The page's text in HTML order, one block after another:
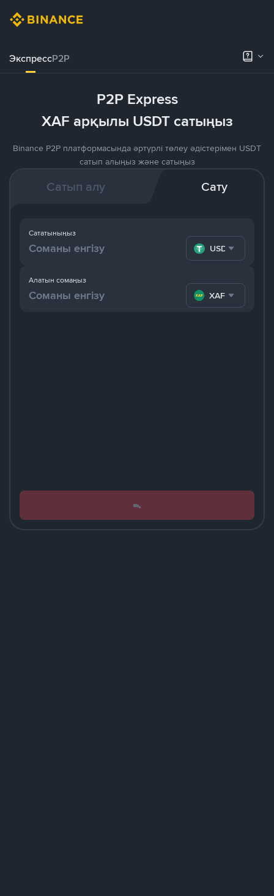
ЭкспрессP2P
P2P Express
XAF арқылы USDT сатыңыз
Binance P2P платформасында әртүрлі төлеу әдістерімен USDT
сатып алыңыз және сатыңыз
Сатып алу Сату
Алатын сомаңыз
XAF
Сататыныңыз
USDT